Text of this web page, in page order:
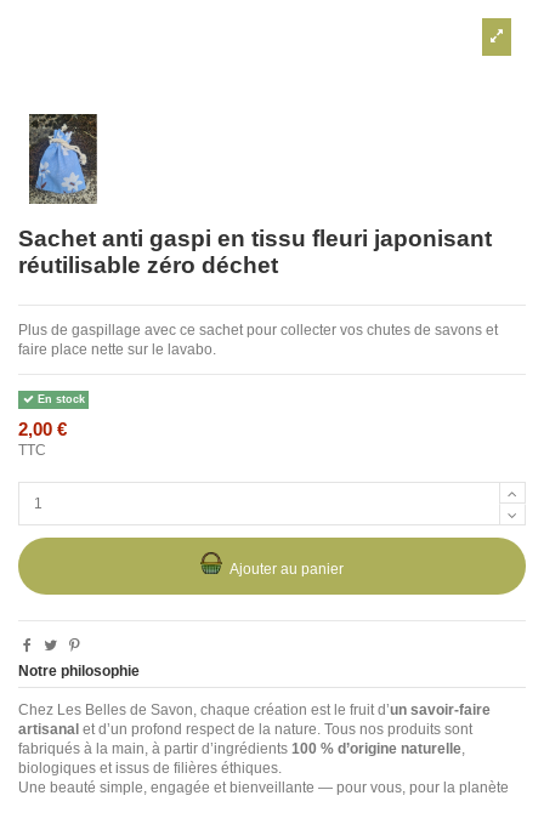
Sachet anti gaspi en tissu fleuri japonisant
réutilisable zéro déchet
Plus de gaspillage avec ce sachet pour collecter vos chutes de savons et
faire place nette sur le lavabo.
En stock
2,00 €
TTC
Ajouter au panier
Notre philosophie
Chez Les Belles de Savon, chaque création est le fruit d’un savoir-faire
artisanal et d’un profond respect de la nature. Tous nos produits sont
fabriqués à la main, à partir d’ingrédients 100 % d’origine naturelle,
biologiques et issus de filières éthiques.
Une beauté simple, engagée et bienveillante — pour vous, pour la planète